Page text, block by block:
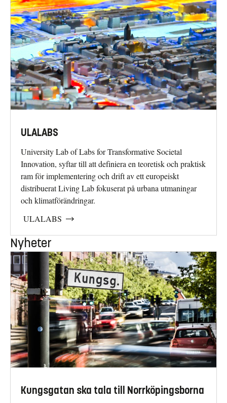
ULALABS
University Lab of Labs for Transformative Societal
Innovation, syftar till att definiera en teoretisk och praktisk
ram för implementering och drift av ett europeiskt
distribuerat Living Lab fokuserat på urbana utmaningar
och klimatförändringar.
ULALABS
Nyheter
Kungsgatan ska tala till Norrköpingsborna